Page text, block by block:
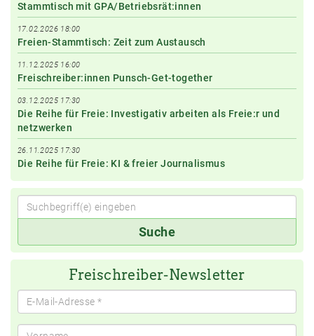
Stammtisch mit GPA/Betriebsrät:innen
17.02.2026 18:00
Freien-Stammtisch: Zeit zum Austausch
11.12.2025 16:00
Freischreiber:innen Punsch-Get-together
03.12.2025 17:30
Die Reihe für Freie: Investigativ arbeiten als Freie:r und
netzwerken
26.11.2025 17:30
Die Reihe für Freie: KI & freier Journalismus
Suche
Freischreiber-Newsletter